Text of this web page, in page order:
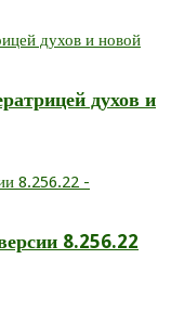
духов и
8.256.22